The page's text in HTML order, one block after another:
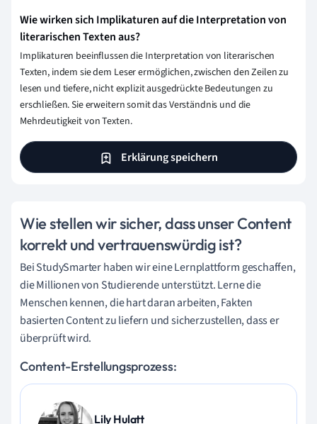
Wie wirken sich Implikaturen auf die Interpretation von
literarischen Texten aus?
Implikaturen beeinflussen die Interpretation von literarischen
Texten, indem sie dem Leser ermöglichen, zwischen den Zeilen zu
lesen und tiefere, nicht explizit ausgedrückte Bedeutungen zu
erschließen. Sie erweitern somit das Verständnis und die
Mehrdeutigkeit von Texten.
Erklärung speichern
Wie stellen wir sicher, dass unser Content
korrekt und vertrauenswürdig ist?
Bei StudySmarter haben wir eine Lernplattform geschaffen,
die Millionen von Studierende unterstützt. Lerne die
Menschen kennen, die hart daran arbeiten, Fakten
basierten Content zu liefern und sicherzustellen, dass er
überprüft wird.
Content-Erstellungsprozess:
Lily Hulatt